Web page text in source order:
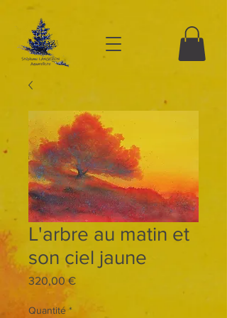
L'arbre au matin et
son ciel jaune
320,00 €Prix
Quantité *